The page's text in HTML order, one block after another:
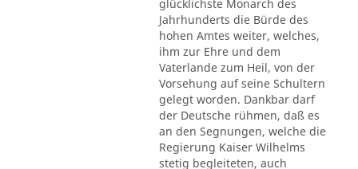
glücklichste Monarch des
Jahrhunderts die Bürde des
hohen Amtes weiter, welches,
ihm zur Ehre und dem
Vaterlande zum Heil, von der
Vorsehung auf seine Schultern
gelegt worden. Dankbar darf
der Deutsche rühmen, daß es
an den Segnungen, welche die
Regierung Kaiser Wilhelms
stetig begleiteten, auch